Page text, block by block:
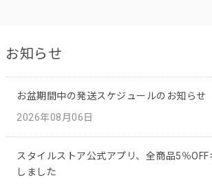
お知らせ
お盆期間中の発送スケジュールのお知らせ
2026年08月06日
スタイルストア公式アプリ、全商品5％
しました